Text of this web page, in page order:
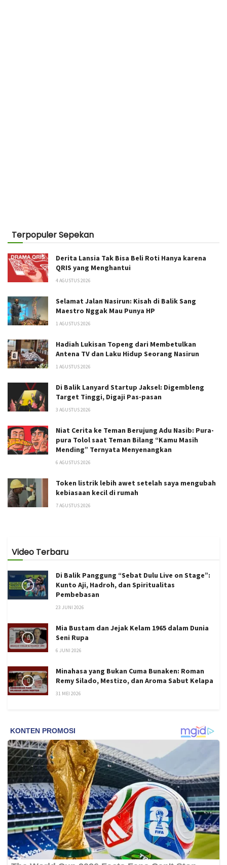
Terpopuler Sepekan
Derita Lansia Tak Bisa Beli Roti Hanya karena
QRIS yang Menghantui
4 AGUSTUS 2026
Selamat Jalan Nasirun: Kisah di Balik Sang
Maestro Nggak Mau Punya HP
1 AGUSTUS 2026
Hadiah Lukisan Topeng dari Membetulkan
Antena TV dan Laku Hidup Seorang Nasirun
1 AGUSTUS 2026
Di Balik Lanyard Startup Jaksel: Digembleng
Target Tinggi, Digaji Pas-pasan
3 AGUSTUS 2026
Niat Cerita ke Teman Berujung Adu Nasib: Pura-
pura Tolol saat Teman Bilang “Kamu Masih
Mending” Ternyata Menyenangkan
6 AGUSTUS 2026
Token listrik lebih awet setelah saya mengubah
kebiasaan kecil di rumah
7 AGUSTUS 2026
Video Terbaru
Di Balik Panggung “Sebat Dulu Live on Stage”:
Kunto Aji, Hadroh, dan Spiritualitas
Pembebasan
23 JUNI 2026
Mia Bustam dan Jejak Kelam 1965 dalam Dunia
Seni Rupa
6 JUNI 2026
Minahasa yang Bukan Cuma Bunaken: Roman
Remy Silado, Mestizo, dan Aroma Sabut Kelapa
31 MEI 2026